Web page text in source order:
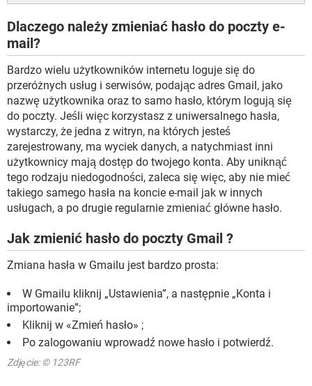
Dlaczego należy zmieniać hasło do poczty e-
mail?
Bardzo wielu użytkowników internetu loguje się do
przeróżnych usług i serwisów, podając adres Gmail, jako
nazwę użytkownika oraz to samo hasło, którym logują się
do poczty. Jeśli więc korzystasz z uniwersalnego hasła,
wystarczy, że jedna z witryn, na których jesteś
zarejestrowany, ma wyciek danych, a natychmiast inni
użytkownicy mają dostęp do twojego konta. Aby uniknąć
tego rodzaju niedogodności, zaleca się więc, aby nie mieć
takiego samego hasła na koncie e-mail jak w innych
usługach, a po drugie regularnie zmieniać główne hasło.
Jak zmienić hasło do poczty Gmail ?
Zmiana hasła w Gmailu jest bardzo prosta:
W Gmailu kliknij „Ustawienia”, a następnie „Konta i
importowanie”;
Kliknij w «Zmień hasło» ;
Po zalogowaniu wprowadź nowe hasło i potwierdź.
Zdjęcie: © 123RF